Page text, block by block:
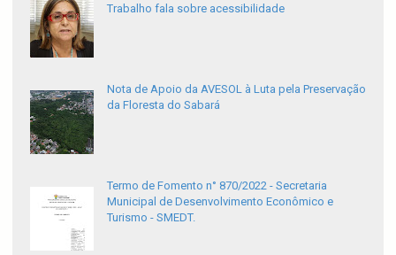
Trabalho fala sobre acessibilidade
Nota de Apoio da AVESOL à Luta pela Preservação
da Floresta do Sabará
Termo de Fomento n° 870/2022 - Secretaria
Municipal de Desenvolvimento Econômico e
Turismo - SMEDT.